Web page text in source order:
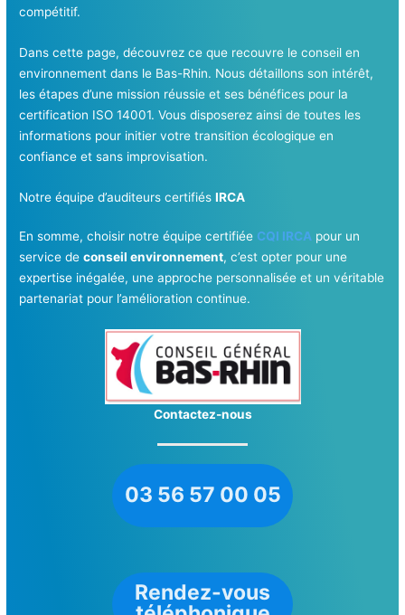
compétitif.
Dans cette page, découvrez ce que recouvre le conseil en
environnement dans le Bas-Rhin. Nous détaillons son intérêt,
les étapes d’une mission réussie et ses bénéfices pour la
certification ISO 14001. Vous disposerez ainsi de toutes les
informations pour initier votre transition écologique en
confiance et sans improvisation.
Notre équipe d’auditeurs certifiésIRCA
En somme, choisir notre équipe certifiée CQI IRCA pour un
service deconseil environnement, c’est opter pour une
expertise inégalée, une approche personnalisée et un véritable
partenariat pour l’amélioration continue.
Contactez-nous
03 56 57 00 05
Rendez-vous